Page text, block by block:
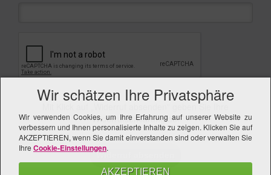
Wir schätzen Ihre Privatsphäre
Wir verwenden Cookies, um Ihre Erfahrung auf unserer Website zu
verbessern und Ihnen personalisierte Inhalte zu zeigen. Klicken Sie auf
AKZEPTIEREN, wenn Sie damit einverstanden sind oder verwalten Sie
Ihre Cookie-Einstellungen.
AKZEPTIEREN
Mit Klick auf „Widerruf absenden" geben Sie Ihre
Widerrufserklärung ab.
Widerruf absenden